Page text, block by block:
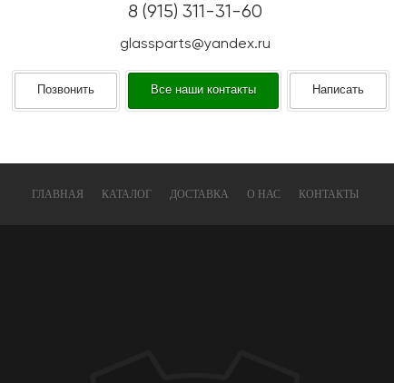
8 (915) 311-31-60
glassparts@yandex.ru
Позвонить Все наши контакты Написать
ГЛАВНАЯ КАТАЛОГ ДОСТАВКА О НАС КОНТАКТЫ